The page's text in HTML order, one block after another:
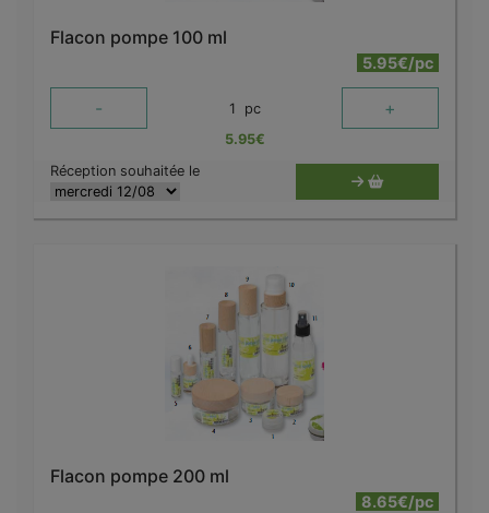
Flacon pompe 100 ml
5.95€/pc
- 1 pc +
5.95€
Réception souhaitée le
Flacon pompe 200 ml
8.65€/pc